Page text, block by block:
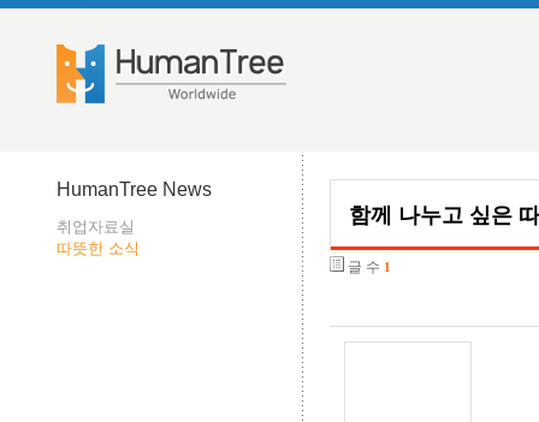
HumanTree News
취업자료실
따뜻한 소식
함께 나누고 싶은
글 수 1